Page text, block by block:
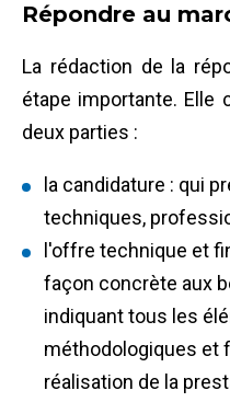
Répondre au
La rédaction de la
étape importante. Elle
deux parties :
la candidature : qui
techniques,
l'offre technique et
façon concrète aux
indiquant tous les
méthodologiques et
réalisation de la